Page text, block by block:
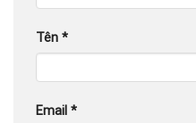
Tên *
Email *